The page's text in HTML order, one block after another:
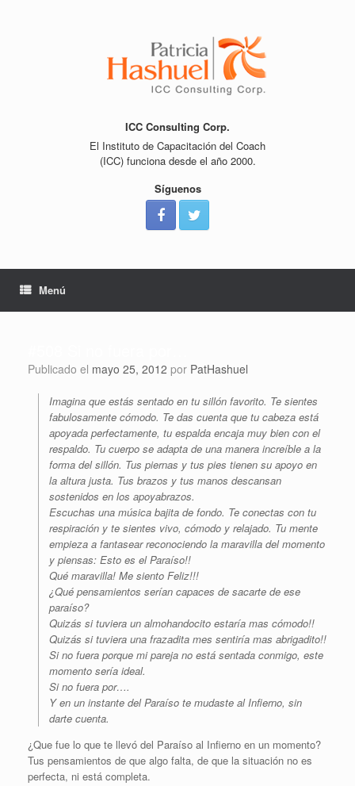
ICC Consulting Corp.
El Instituto de Capacitación del Coach
(ICC) funciona desde el año 2000.
Síguenos
Menú
Publicado el mayo 25, 2012 por PatHashuel
Imagina que estás sentado en tu sillón favorito. Te sientes
fabulosamente cómodo. Te das cuenta que tu cabeza está
apoyada perfectamente, tu espalda encaja muy bien con el
respaldo. Tu cuerpo se adapta de una manera increíble a la
forma del sillón. Tus piernas y tus pies tienen su apoyo en
la altura justa. Tus brazos y tus manos descansan
sostenidos en los apoyabrazos.
Escuchas una música bajita de fondo. Te conectas con tu
respiración y te sientes vivo, cómodo y relajado. Tu mente
empieza a fantasear reconociendo la maravilla del momento
y piensas: Esto es el Paraíso!!
Qué maravilla! Me siento Feliz!!!
¿Qué pensamientos serían capaces de sacarte de ese
paraíso?
Quizás si tuviera un almohandocito estaría mas cómodo!!
Quizás si tuviera una frazadita mes sentiría mas abrigadito!!
Si no fuera porque mi pareja no está sentada conmigo, este
momento sería ideal.
Si no fuera por….
Y en un instante del Paraíso te mudaste al Infierno, sin
darte cuenta.
¿Que fue lo que te llevó del Paraíso al Infierno en un momento?
Tus pensamientos de que algo falta, de que la situación no es
perfecta, ni está completa.